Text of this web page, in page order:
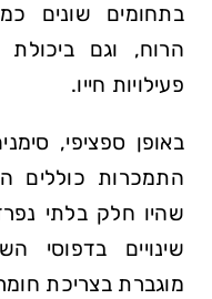
בתחומים שונים
הרוח, וגם ביכולת
פעילויות חייו.
באופן ספציפי,
התמכרות כוללים
שהיו חלק בלתי
שינויים בדפוסי
מוגברת בצריכת